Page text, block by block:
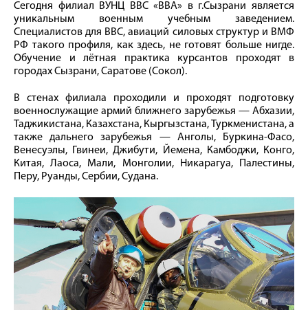
Сегодня филиал ВУНЦ ВВС «ВВА» в г.Сызрани является
уникальным военным учебным заведением.
Специалистов для ВВС, авиаций силовых структур и ВМФ
РФ такого профиля, как здесь, не готовят больше нигде.
Обучение и лётная практика курсантов проходят в
городах Сызрани, Саратове (Сокол).
В стенах филиала проходили и проходят подготовку
военнослужащие армий ближнего зарубежья — Абхазии,
Таджикистана, Казахстана, Кыргызстана, Туркменистана, а
также дальнего зарубежья — Анголы, Буркина-Фасо,
Венесуэлы, Гвинеи, Джибути, Йемена, Камбоджи, Конго,
Китая, Лаоса, Мали, Монголии, Никарагуа, Палестины,
Перу, Руанды, Сербии, Судана.